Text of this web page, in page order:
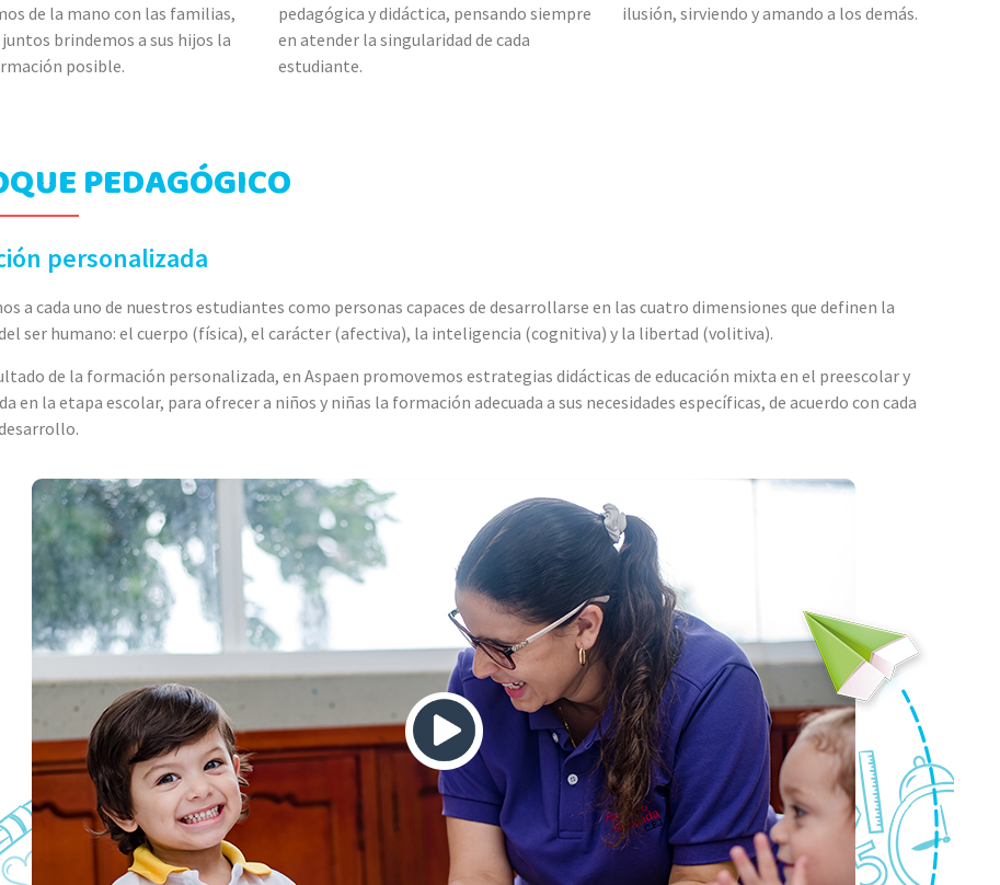
de la mano con las familias,
juntos brindemos a sus hijos la
posible.
pedagógica y didáctica, pensando siempre
en atender la singularidad de cada
estudiante.
ilusión, sirviendo y amando a los demás.
PEDAGÓGICO
personalizada
a cada uno de nuestros estudiantes como personas capaces de desarrollarse en las cuatro dimensiones que definen la
ser humano: el cuerpo (física), el carácter (afectiva), la inteligencia (cognitiva) y la libertad (volitiva).
de la formación personalizada, en Aspaen promovemos estrategias didácticas de educación mixta en el preescolar y
en la etapa escolar, para ofrecer a niños y niñas la formación adecuada a sus necesidades específicas, de acuerdo con cada